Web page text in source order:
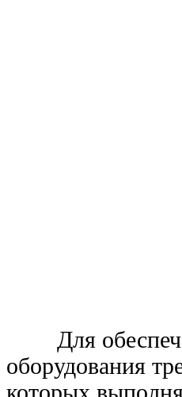
Для
оборудования